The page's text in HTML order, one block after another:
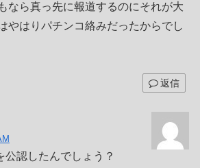
なら真っ先に報道するのにそれが大
やはりパチンコ絡みだったからでし
返信
公認したんでしょう？